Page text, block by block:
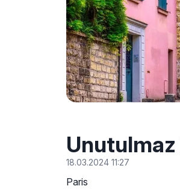
18.03.2024 11:27
Paris